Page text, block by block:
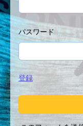
パスワード
登録